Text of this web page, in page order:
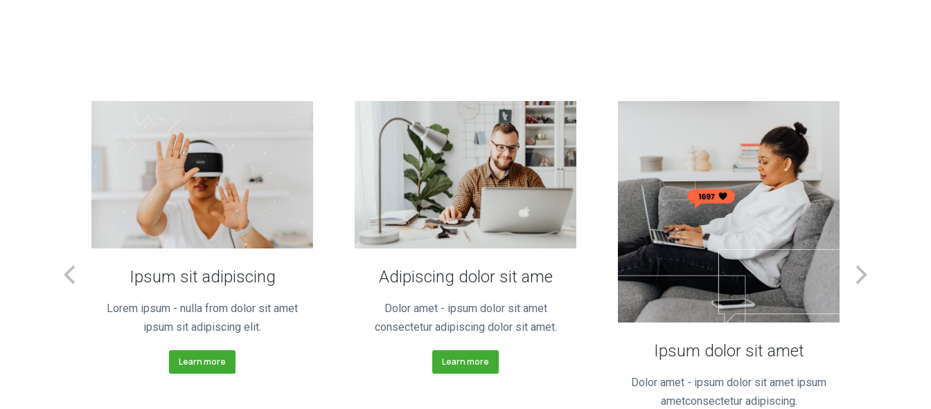
Ipsum sit adipiscing
Lorem ipsum - nulla from dolor sit amet
ipsum sit adipiscing elit.
Learn more
Adipiscing dolor sit ame
Dolor amet - ipsum dolor sit amet
consectetur adipiscing dolor sit amet.
Learn more
Ipsum dolor sit amet
Dolor amet - ipsum dolor sit amet ipsum
ametconsectetur adipiscing.